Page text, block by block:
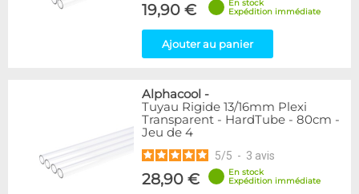
19,90 €
En stock
Expédition immédiate
Ajouter au panier
Alphacool -
Tuyau Rigide 13/16mm Plexi
Transparent - HardTube - 80cm -
Jeu de 4
5/5 - 3 avis
28,90 €
En stock
Expédition immédiate